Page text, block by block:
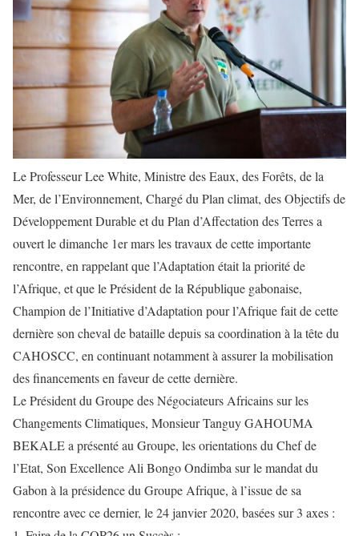
Le Professeur Lee White, Ministre des Eaux, des Forêts, de la
Mer, de l’Environnement, Chargé du Plan climat, des Objectifs de
Développement Durable et du Plan d’Affectation des Terres a
ouvert le dimanche 1er mars les travaux de cette importante
rencontre, en rappelant que l’Adaptation était la priorité de
l’Afrique, et que le Président de la République gabonaise,
Champion de l’Initiative d’Adaptation pour l’Afrique fait de cette
dernière son cheval de bataille depuis sa coordination à la tête du
CAHOSCC, en continuant notamment à assurer la mobilisation
des financements en faveur de cette dernière.
Le Président du Groupe des Négociateurs Africains sur les
Changements Climatiques, Monsieur Tanguy GAHOUMA
BEKALE a présenté au Groupe, les orientations du Chef de
l’Etat, Son Excellence Ali Bongo Ondimba sur le mandat du
Gabon à la présidence du Groupe Afrique, à l’issue de sa
rencontre avec ce dernier, le 24 janvier 2020, basées sur 3 axes :